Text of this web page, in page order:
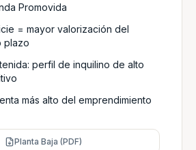
Promovida
= mayor valorización del
plazo
perfil de inquilino de alto
más alto del emprendimiento
Planta Baja (PDF)